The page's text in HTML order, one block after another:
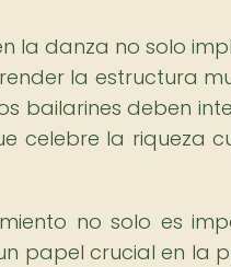
la danza no solo
la estructura
bailarines deben
celebre la riqueza
no solo es
papel crucial en la